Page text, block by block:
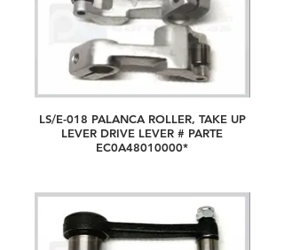
LS/E-018 PALANCA ROLLER, TAKE UP
LEVER DRIVE LEVER # PARTE
EC0A48010000*